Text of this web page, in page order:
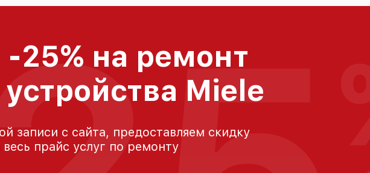
25% на ремонт
Miele
записи с сайта, предоставляем скидку
прайс услуг по ремонту